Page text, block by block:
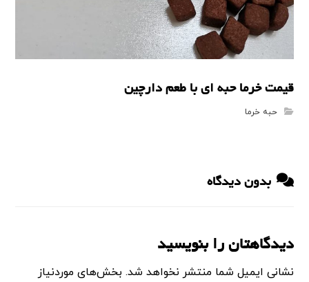
قیمت خرما حبه ای با طعم دارچین
حبه خرما
بدون دیدگاه
دیدگاهتان را بنویسید
نشانی ایمیل شما منتشر نخواهد شد. بخش‌های موردنیاز